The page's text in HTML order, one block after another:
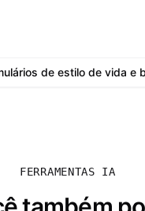
de estilo de vida e
FERRAMENTAS IA